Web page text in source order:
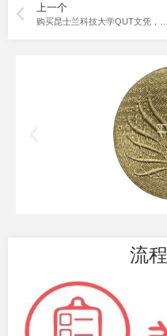
上一个
购买昆士兰科技大学QUT文凭，让你自信爆棚！
流